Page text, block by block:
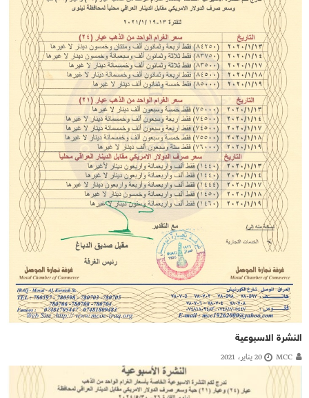
النشرة الاسبوعية
MCC 20 يناير، 2021